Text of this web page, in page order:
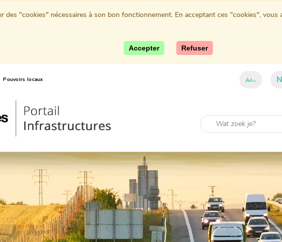
Pouvoirs locaux AAA
des "cookies" nécessaires à son bon fonctionnement. En acceptant ces "cookies",
Accepter Refuser